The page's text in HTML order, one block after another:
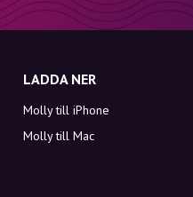
LADDA NER
Molly till iPhone
Molly till Mac